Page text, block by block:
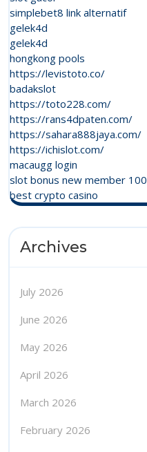
simplebet8 link alternatif
gelek4d
gelek4d
hongkong pools
https://levistoto.co/
badakslot
https://toto228.com/
https://rans4dpaten.com/
https://sahara888jaya.com/
https://ichislot.com/
macaugg login
slot bonus new member 100
best crypto casino
Archives
July 2026
June 2026
May 2026
April 2026
March 2026
February 2026